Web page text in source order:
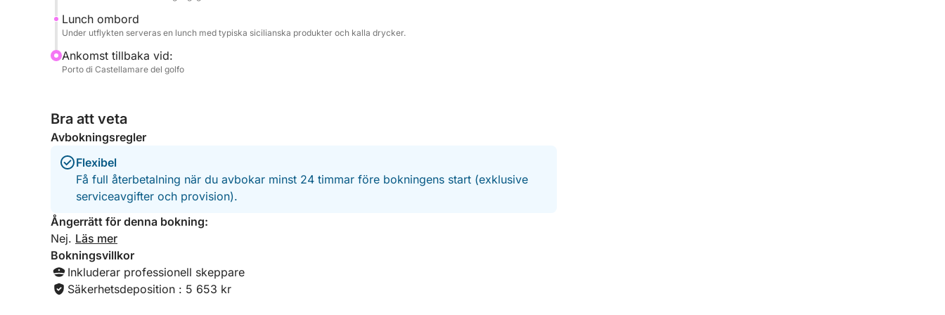
Lunch ombord
Under utflykten serveras en lunch med typiska sicilianska produkter och kalla drycker.
Ankomst tillbaka vid:
Porto di Castellamare del golfo
Bra att veta
Avbokningsregler
Flexibel
Få full återbetalning när du avbokar minst 24 timmar före bokningens start (exklusive
serviceavgifter och provision).
Ångerrätt för denna bokning:
Nej. Läs mer
Bokningsvillkor
Inkluderar professionell skeppare
Säkerhetsdeposition : 5 653 kr